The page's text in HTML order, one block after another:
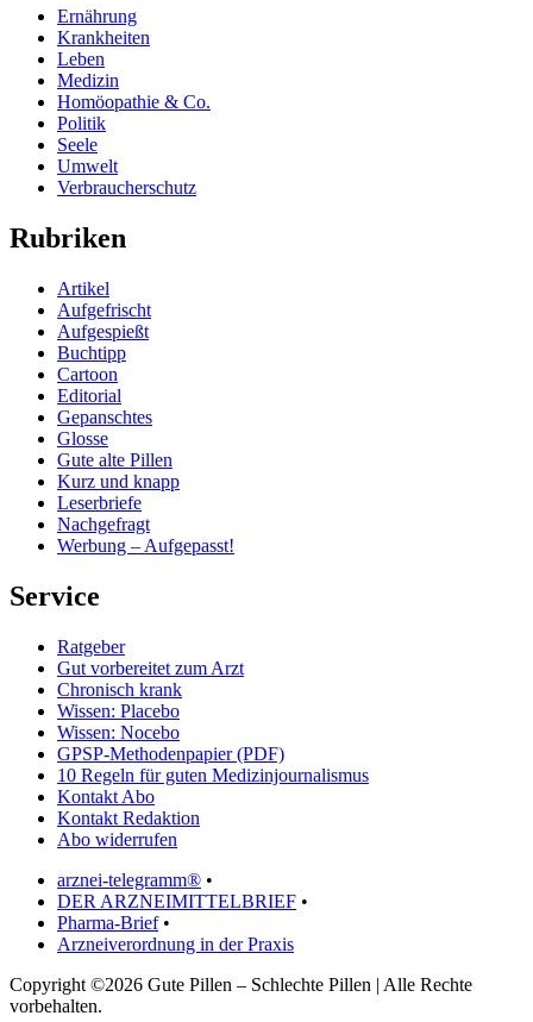
Ernährung
Krankheiten
Leben
Medizin
Homöopathie & Co.
Politik
Seele
Umwelt
Verbraucherschutz
Rubriken
Artikel
Aufgefrischt
Aufgespießt
Buchtipp
Cartoon
Editorial
Gepanschtes
Glosse
Gute alte Pillen
Kurz und knapp
Leserbriefe
Nachgefragt
Werbung – Aufgepasst!
Service
Ratgeber
Gut vorbereitet zum Arzt
Chronisch krank
Wissen: Placebo
Wissen: Nocebo
GPSP-Methodenpapier (PDF)
10 Regeln für guten Medizinjournalismus
Kontakt Abo
Kontakt Redaktion
Abo widerrufen
arznei-telegramm® •
DER ARZNEIMITTELBRIEF •
Pharma-Brief•
Arzneiverordnung in der Praxis
Copyright ©2026 Gute Pillen – Schlechte Pillen | Alle Rechte
vorbehalten.